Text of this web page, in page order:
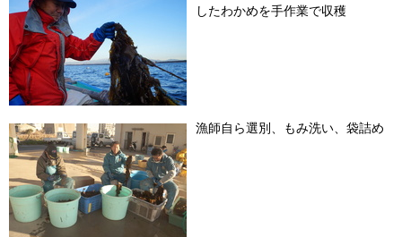
したわかめを手作業で収穫
漁師自ら選別、もみ洗い、袋詰め